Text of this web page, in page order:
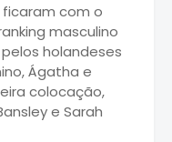
ficaram com o
masculino
holandeses
Ágatha e
colocação,
e Sarah